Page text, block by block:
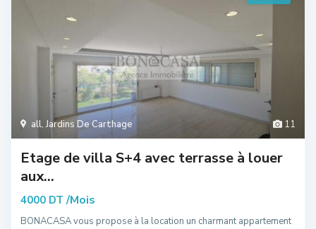
11
all,Jardins De Carthage
Etage de villa S+4 avec terrasse à louer
aux...
4000 DT/Mois
BONACASA vous propose à la location un charmant appartement